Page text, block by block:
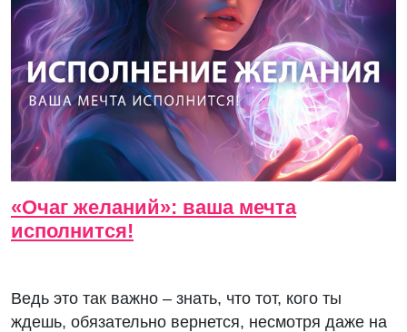
«Очаг желаний»: ваша мечта
исполнится!
Ведь это так важно – знать, что тот, кого ты
ждешь, обязательно вернется, несмотря даже на